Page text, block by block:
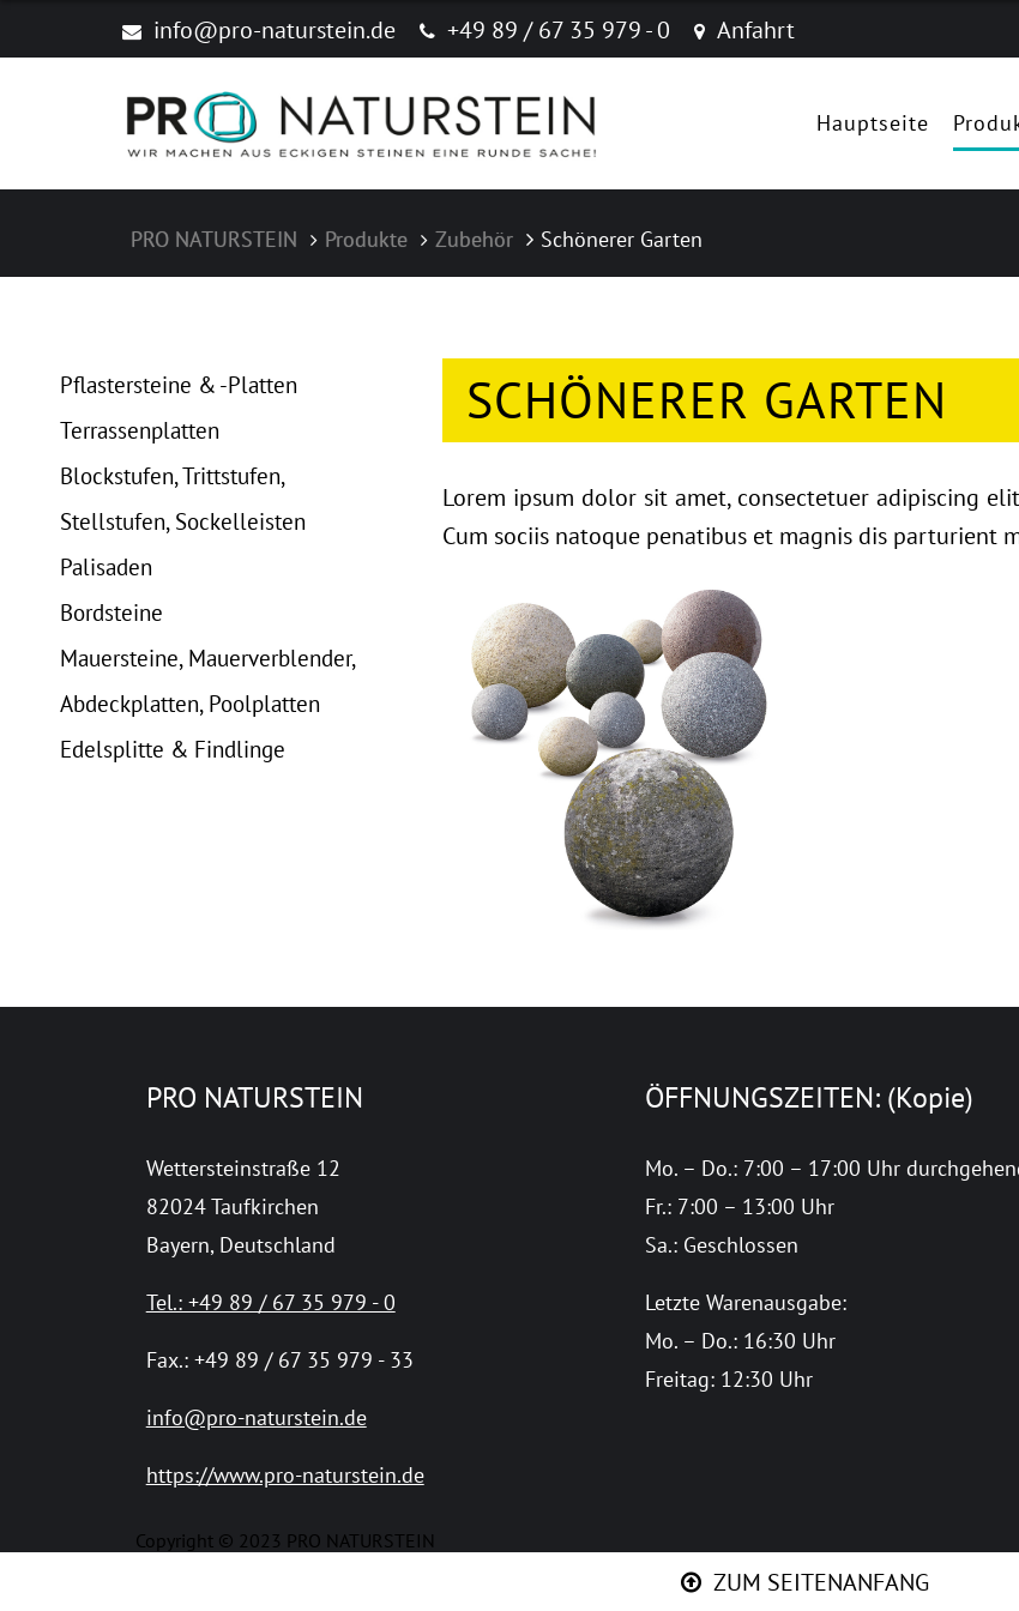
info@pro-naturstein.de +49 89 / 67 35 979 - 0 Anfahrt
Hauptseite
PRO NATURSTEIN Produkte Zubehör Schönerer Garten
SCHÖNERER GARTEN
Lorem ipsum dolor sit amet, consectetuer adipiscing
Cum sociis natoque penatibus et magnis dis parturient
Pflastersteine & -Platten
Terrassenplatten
Blockstufen, Trittstufen,
Stellstufen, Sockelleisten
Palisaden
Bordsteine
Mauersteine, Mauerverblender,
Abdeckplatten, Poolplatten
Edelsplitte & Findlinge
PRO NATURSTEIN
Wettersteinstraße 12
82024 Taufkirchen
Bayern, Deutschland
Tel.: +49 89 / 67 35 979 - 0
Fax.: +49 89 / 67 35 979 - 33
info@pro-naturstein.de
https://www.pro-naturstein.de
ÖFFNUNGSZEITEN: (Kopie)
Mo. – Do.: 7:00 – 17:00 Uhr
Fr.: 7:00 – 13:00 Uhr
Sa.: Geschlossen
Letzte Warenausgabe:
Mo. – Do.: 16:30 Uhr
Freitag: 12:30 Uhr
Copyright © 2023 PRO NATURSTEIN
ZUM SEITENANFANG